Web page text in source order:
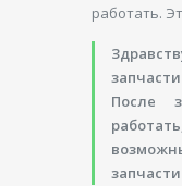
работать.
После